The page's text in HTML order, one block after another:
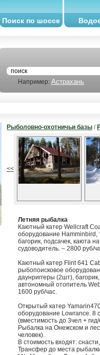
Поиск по шоссе
Например: Астрахань
Рыболовно-охотничьи базы /
<<
Летняя рыбалка
Каютный катер Wellcraft
оборудование Hamminbird,
багорик, подсачек, каюта
судоводитель. – 2800 руб/
Каютный катер Flint 641
рыбопоисковое
даунриггеры (2шт),
автономный отопитель
1600 руб/час.
Открытый катер
оборудование Lowrance. 8
(вместимость до 3чел +
Рыбалка на Онежском и
человек).
В стоимость входят:
Трансфер до места